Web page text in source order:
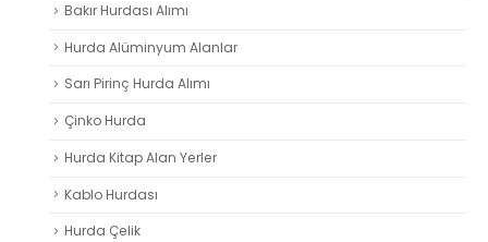
Bakır Hurdası Alımı
Hurda Alüminyum Alanlar
Sarı Pirinç Hurda Alımı
Çinko Hurda
Hurda Kitap Alan Yerler
Kablo Hurdası
Hurda Çelik